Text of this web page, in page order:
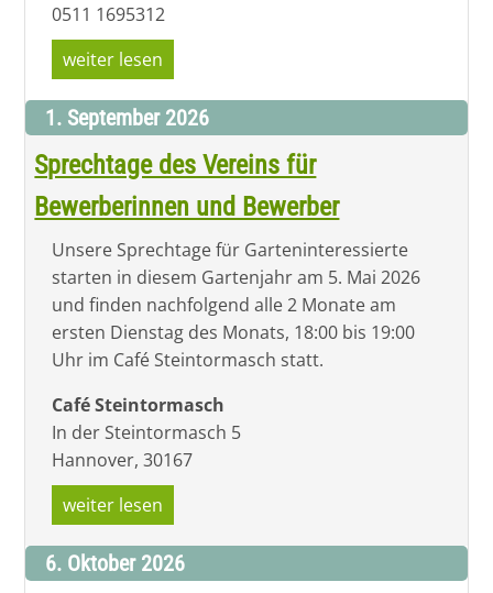
0511 1695312
weiter lesen
1. September 2026
Sprechtage des Vereins für
Bewerberinnen und Bewerber
Unsere Sprechtage für Garteninteressierte
starten in diesem Gartenjahr am 5. Mai 2026
und finden nachfolgend alle 2 Monate am
ersten Dienstag des Monats, 18:00 bis 19:00
Uhr im Café Steintormasch statt.
Café Steintormasch
In der Steintormasch 5
Hannover,30167
weiter lesen
6. Oktober 2026